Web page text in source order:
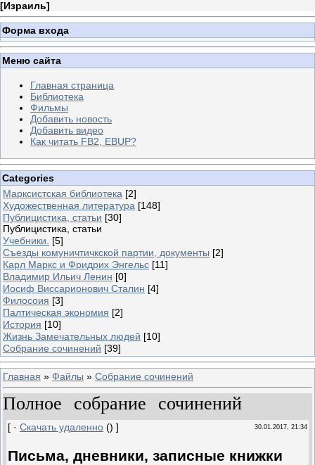
[Израиль]
Форма входа
Меню сайта
Главная страница
Библиотека
Фильмы
Добавить новость
Добавить видео
Как читать FB2, EBUP?
Categories
Марксистская библиотека [2]
Художественная литература [148]
Публицистика, статьи [30]
Публицистика, статьи
Учебники.
[5]
Съезды комуничтичкской партии, документы [2]
Карл Маркс и Фридрих Энгельс [11]
Владимир Ильич Ленин [0]
Иосиф Виссарионович Сталин [4]
Филосоия [3]
Палтическая экономия [2]
История [10]
Жизнь Замечательных людей [10]
Собрание сочинений [39]
Главная » Файлы » Собрание сочинений
Полное собрание сочинений
[ · Скачать удаленно () ] 30.01.2017, 21:34
Письма, дневники, записные книжки